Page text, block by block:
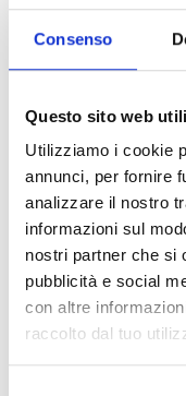
Consenso
Questo sito web
Utilizziamo i cookie
annunci, per fornire
analizzare il nostro
informazioni sul
nostri partner che si
pubblicità e social
con altre
raccolto dal tuo
Accessories EB00
Accessories for
Documents(6992)
Select All
Please log in
the icon lock
SEARCH